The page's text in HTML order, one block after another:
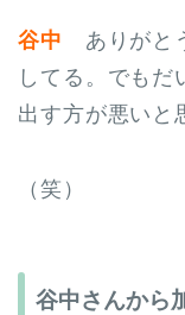
谷中 ありがと
してる。でも
出す方が悪いと
（笑）
谷中さんから